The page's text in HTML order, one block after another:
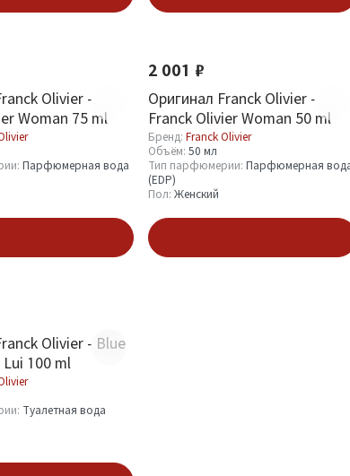
Olivier -
Woman 75 ml
Парфюмерная вода
2 001 ₽
Оригинал Franck Olivier -
Franck Olivier Woman 50 ml
Бренд: Franck Olivier
Объём: 50 мл
Тип парфюмерии: Парфюмерная
(EDP)
Пол: Женский
Olivier - Blue
100 ml
Туалетная вода